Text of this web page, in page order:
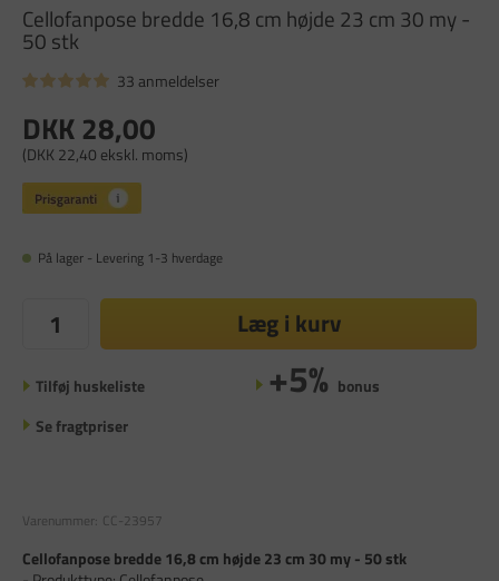
Cellofanpose bredde 16,8 cm højde 23 cm 30 my -
50 stk
33 anmeldelser
DKK 28,00
(DKK 22,40 ekskl. moms)
På lager - Levering 1-3 hverdage
Læg i kurv
Tilføj huskeliste +5% bonus
Se fragtpriser
Varenummer: CC-23957
Cellofanpose bredde 16,8 cm højde 23 cm 30 my - 50 stk